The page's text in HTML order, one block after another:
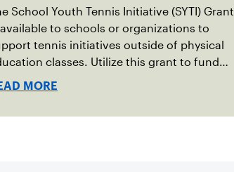
School Youth Tennis Initiative (SYTI) Grant
to schools or organizations to
tennis initiatives outside of physical
classes. Utilize this grant to fund
programming related to after school
MORE